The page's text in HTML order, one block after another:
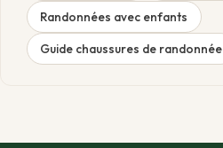
Randonnées avec enfants
Guide chaussures de randonnée